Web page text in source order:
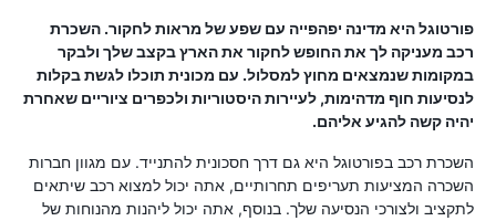
פורטוגל היא מדינה יפהפייה עם שפע של מראות לחקור. השכרת
רכב מעניקה לך את החופש לחקור את הארץ בקצב שלך ולבקר
במקומות שנמצאים מחוץ למסלול. עם מכונית תוכלו לגשת בקלות
לנסיעות חוף מדהימות, לעיירות היסטוריות ולכפרים ציוריים שאחרת
יהיה קשה להגיע אליהם.
השכרת רכב בפורטוגל היא גם דרך חסכונית להתנייד. עם מגוון חברות
השכרה המציעות תעריפים תחרותיים, אתה יכול למצוא רכב שיתאים
לתקציב ולצורכי הנסיעה שלך. בנוסף, אתה יכול ליהנות מהנוחות של